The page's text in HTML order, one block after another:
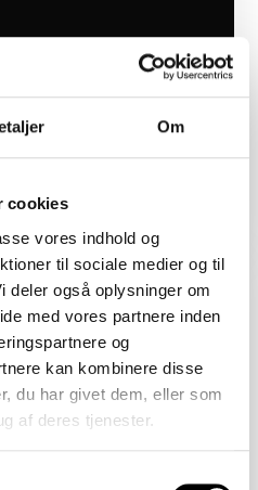
Om
cookies
vores indhold og
til sociale medier og til
deler også oplysninger om
med vores partnere inden
og
kan kombinere disse
du har givet dem, eller som
af deres tjenester.